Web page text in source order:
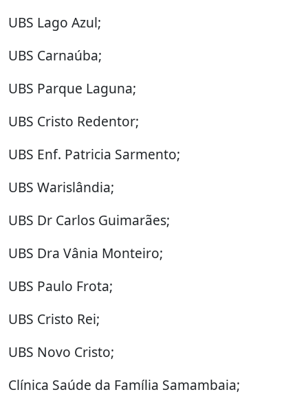
UBS Lago Azul;
UBS Carnaúba;
UBS Parque Laguna;
UBS Cristo Redentor;
UBS Enf. Patricia Sarmento;
UBS Warislândia;
UBS Dr Carlos Guimarães;
UBS Dra Vânia Monteiro;
UBS Paulo Frota;
UBS Cristo Rei;
UBS Novo Cristo;
Clínica Saúde da Família Samambaia;